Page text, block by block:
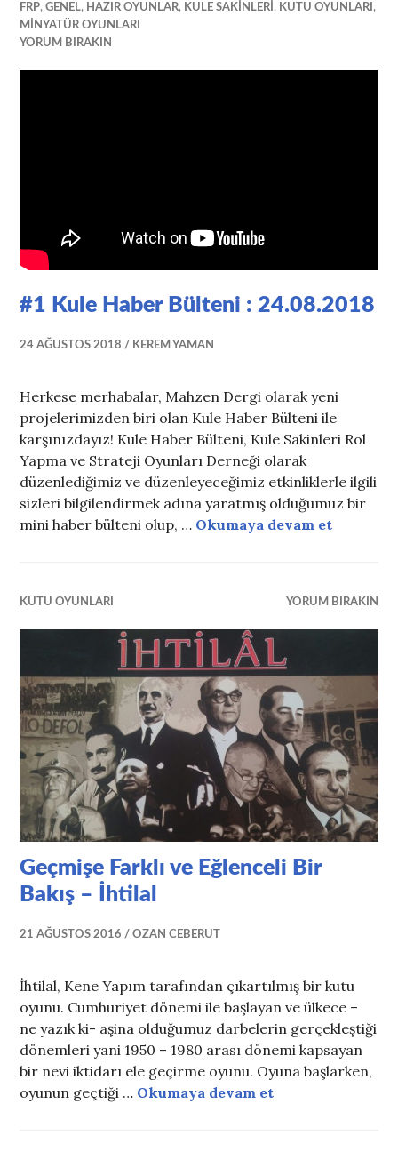
FRP,GENEL, HAZIR OYUNLAR, KULE SAKINLERI , KUTU OYUNLARI ,
MINYATÜR OYUNLARI
YORUM BIRAKIN
#1 Kule Haber Bülteni : 24.08.2018
24 AĞUSTOS 2018 KEREM YAMAN
Herkese merhabalar, Mahzen Dergi olarak yeni
projelerimizden biri olan Kule Haber Bülteni ile
karşınızdayız! Kule Haber Bülteni, Kule Sakinleri Rol
Yapma ve Strateji Oyunları Derneği olarak
düzenlediğimiz ve düzenleyeceğimiz etkinliklerle ilgili
sizleri bilgilendirmek adına yaratmış olduğumuz bir
mini haber bülteni olup, … Okumaya devam et#1 Kule
KUTU OYUNLARI YORUM BIRAKIN
Geçmişe Farklı ve Eğlenceli Bir
Bakış – İhtilal
21 AĞUSTOS 2016 OZAN CEBERUT
İhtilal, Kene Yapım tarafından çıkartılmış bir kutu
oyunu. Cumhuriyet dönemi ile başlayan ve ülkece –
ne yazık ki- aşina olduğumuz darbelerin gerçekleştiği
dönemleri yani 1950 – 1980 arası dönemi kapsayan
bir nevi iktidarı ele geçirme oyunu. Oyuna başlarken,
oyunun geçtiği … Okumaya devam etGeçmişe Farklı